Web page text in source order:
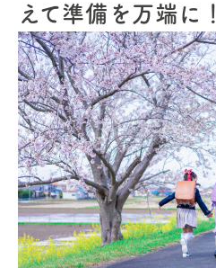
えて準備を万端に！